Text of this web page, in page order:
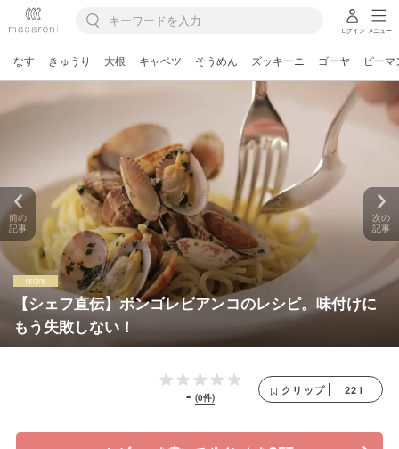
ログイン メニュー
なす きゅうり 大根 キャベツ そうめん ズッキーニ ゴーヤ ピーマ
【シェフ直伝】ボンゴレビアンコのレシピ。味付けに
もう失敗しない！
前の
記事
次の
記事
- (0件)
クリップ 221